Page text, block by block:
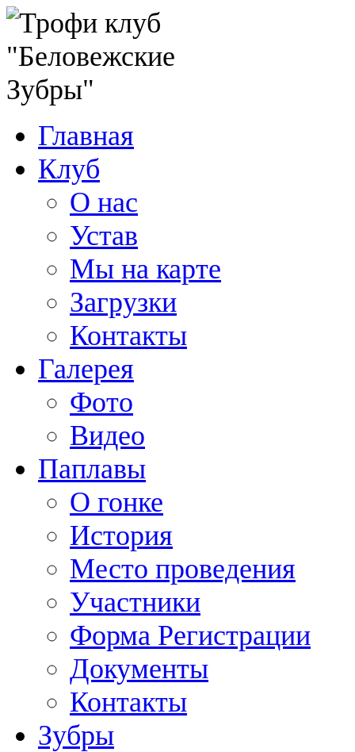
Главная
Клуб
О нас
Устав
Мы на карте
Загрузки
Контакты
Галерея
Фото
Видео
Паплавы
О гонке
История
Место проведения
Участники
Форма Регистрации
Документы
Контакты
Зубры